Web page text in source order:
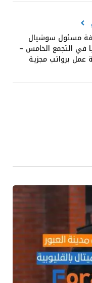
مسئول سوشيال
في التجمع الخامس –
عمل برواتب مجزية